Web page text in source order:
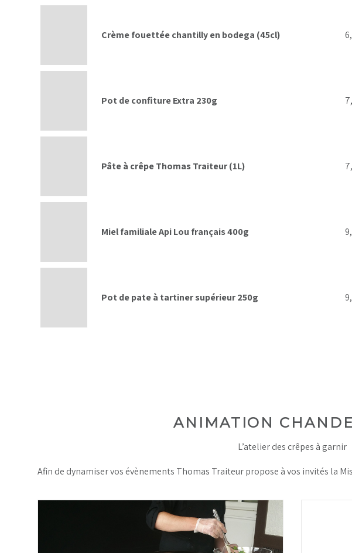
Crème fouettée chantilly en bodega (45cl)
Pot de confiture Extra 230g
Pâte à crêpe Thomas Traiteur (1L)
Miel familiale Api Lou français 400g
Pot de pate à tartiner supérieur 250g
ANIMATION
L’atelier des crêpes à garnir
Afin de dynamiser vos évènements Thomas Traiteur propose à vos invités la